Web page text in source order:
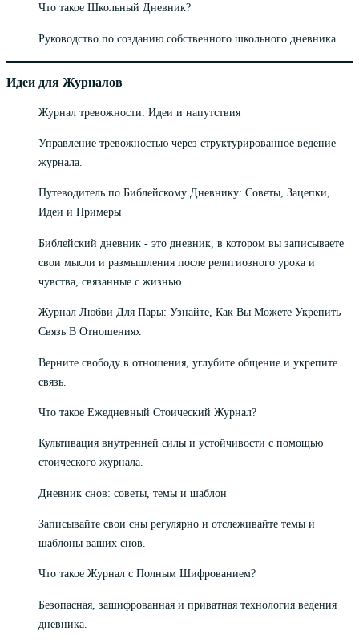
Что такое Школьный Дневник?
Руководство по созданию собственного школьного дневника
Идеи для Журналов
Журнал тревожности: Идеи и напутствия
Управление тревожностью через структурированное ведение
журнала.
Путеводитель по Библейскому Дневнику: Советы, Зацепки,
Идеи и Примеры
Библейский дневник - это дневник, в котором вы записываете
свои мысли и размышления после религиозного урока и
чувства, связанные с жизнью.
Журнал Любви Для Пары: Узнайте, Как Вы Можете Укрепить
Связь В Отношениях
Верните свободу в отношения, углубите общение и укрепите
связь.
Что такое Ежедневный Стоический Журнал?
Культивация внутренней силы и устойчивости с помощью
стоического журнала.
Дневник снов: советы, темы и шаблон
Записывайте свои сны регулярно и отслеживайте темы и
шаблоны ваших снов.
Что такое Журнал с Полным Шифрованием?
Безопасная, зашифрованная и приватная технология ведения
дневника.